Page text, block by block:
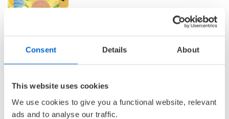
Consent Details About
This website uses cookies
We use cookies to give you a functional website, relevant
ads and to analyse our traffic.
Barnas Egen Bokverden – 100% leselyst!